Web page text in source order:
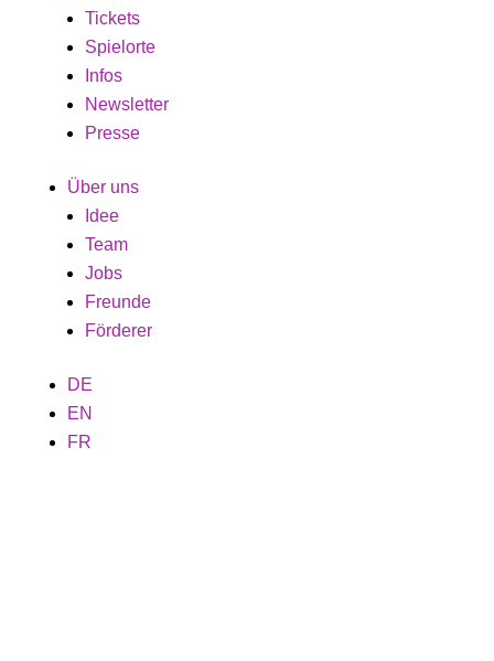
Tickets
Spielorte
Infos
Newsletter
Presse
Über uns
Idee
Team
Jobs
Freunde
Förderer
DE
EN
FR